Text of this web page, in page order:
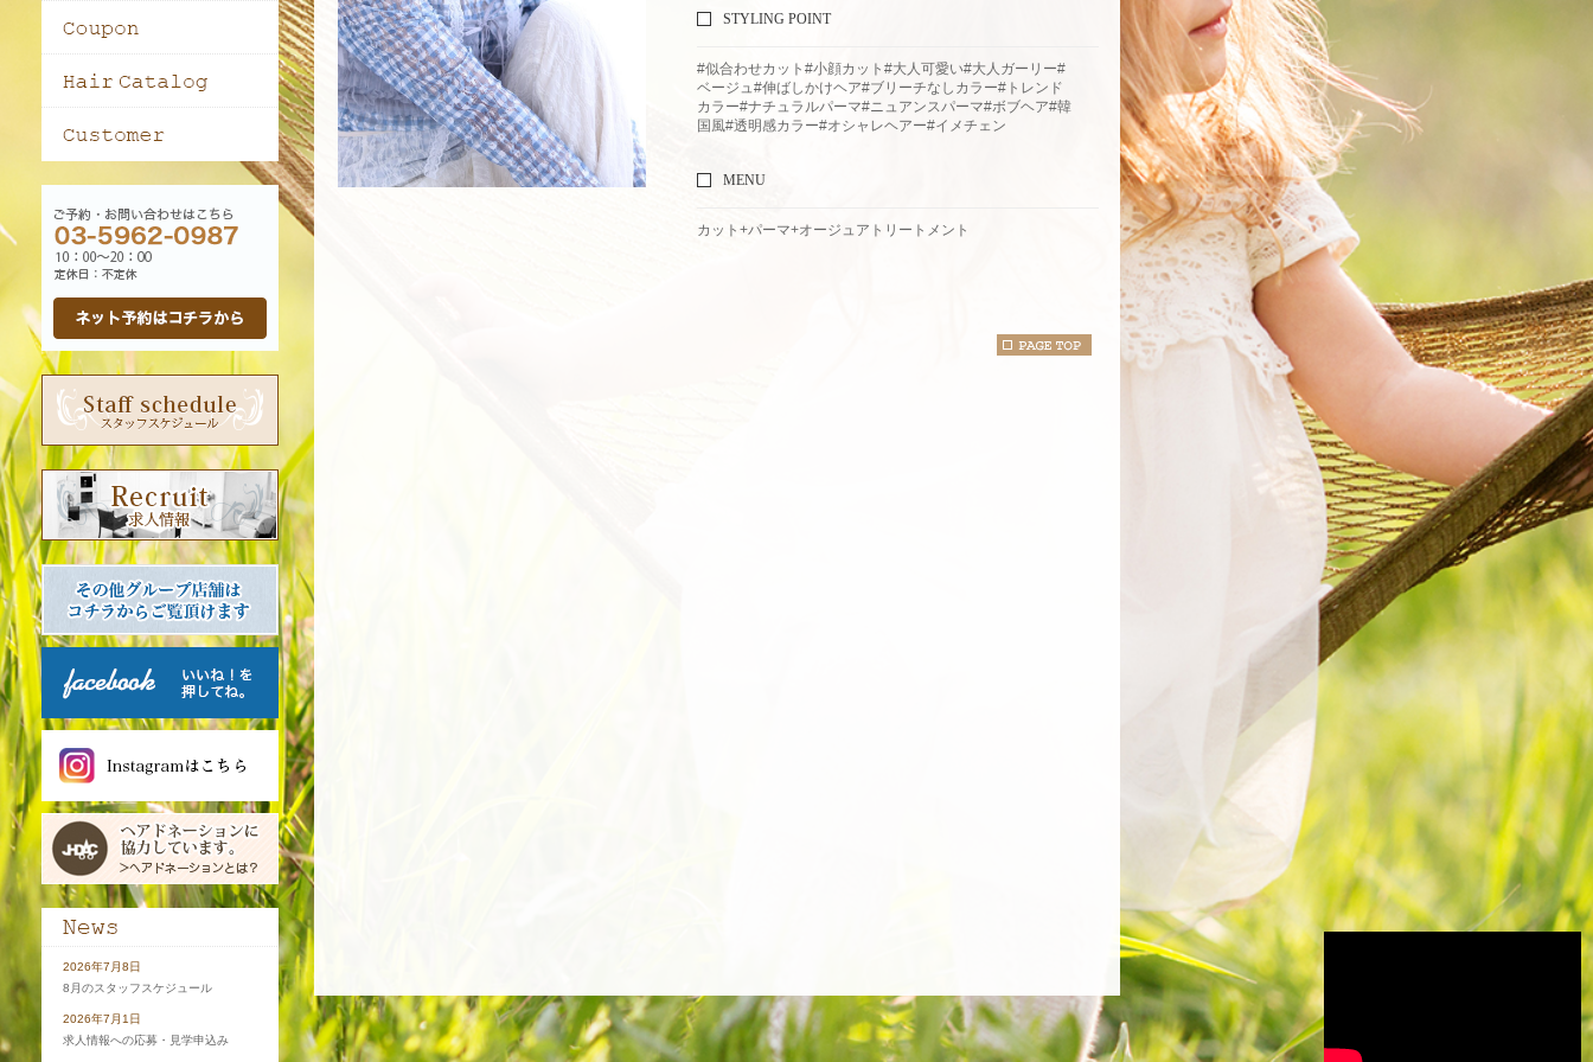
STYLING POINT
#似合わせカット#小顔カット#大人可愛い#大人ガーリー#
ベージュ#伸ばしかけヘア#ブリーチなしカラー#トレンド
カラー#ナチュラルパーマ#ニュアンスパーマ#ボブヘア#韓
国風#透明感カラー#オシャレヘアー#イメチェン
MENU
カット+パーマ+オージュアトリートメント
2026年7月8日
8月のスタッフスケジュール
2026年7月1日
求人情報への応募・見学申込み